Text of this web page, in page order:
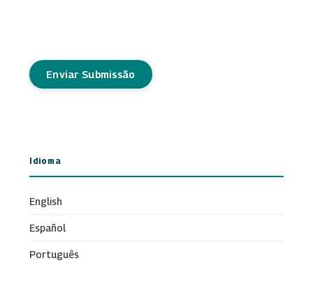
Enviar Submissão
Idioma
English
Español
Português